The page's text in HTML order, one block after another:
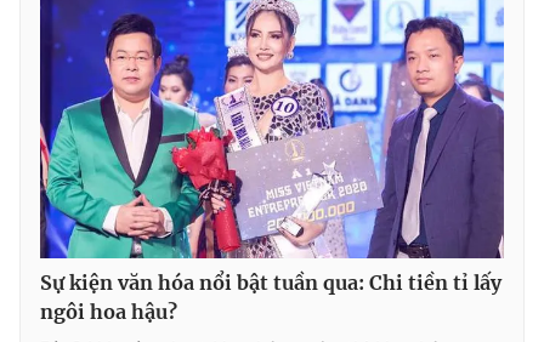
Sự kiện văn hóa nổi bật tuần qua: Chi tiền tỉ lấy
ngôi hoa hậu?